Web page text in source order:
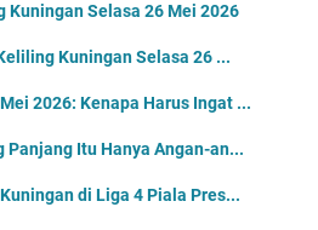
Kuningan Selasa 26 Mei 2026
Kuningan Selasa 26 ...
2026: Kenapa Harus Ingat ...
Panjang Itu Hanya Angan-an...
di Liga 4 Piala Pres...